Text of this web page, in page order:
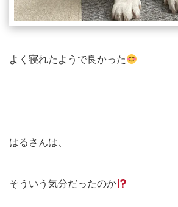
よく寝れたようで良かった
はるさんは、
そういう気分だったのか